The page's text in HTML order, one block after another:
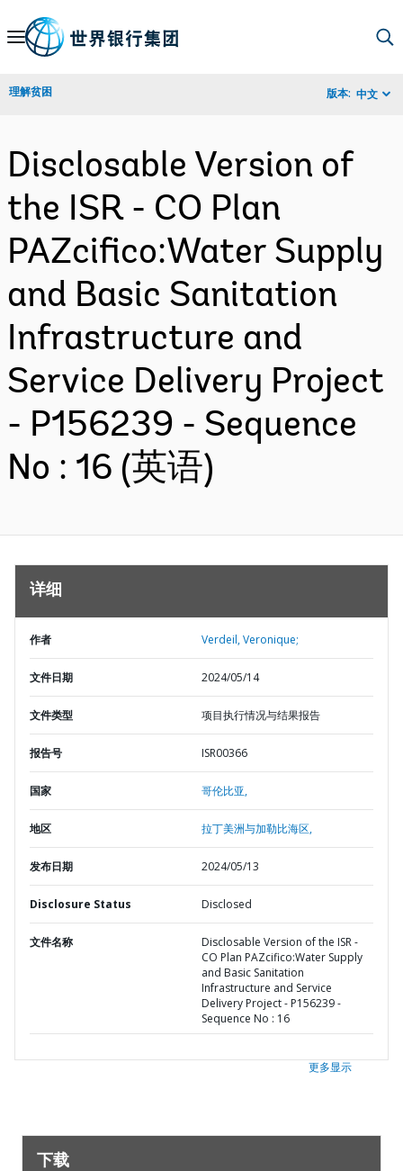
Skip
Navigation
理解贫困 版本: 中文
Disclosable Version of
the ISR - CO Plan
PAZcifico:Water Supply
and Basic Sanitation
Infrastructure and
Service Delivery Project
- P156239 - Sequence
No : 16 (英语)
详细
作者 Verdeil, Veronique;
文件日期 2024/05/14
文件类型 项目执行情况与结果报告
报告号 ISR00366
国家 哥伦比亚,
地区 拉丁美洲与加勒比海区,
发布日期 2024/05/13
Disclosure Status Disclosed
文件名称
Disclosable Version of the ISR -
CO Plan PAZcifico:Water Supply
and Basic Sanitation
Infrastructure and Service
Delivery Project - P156239 -
Sequence No : 16
更多显示
下载